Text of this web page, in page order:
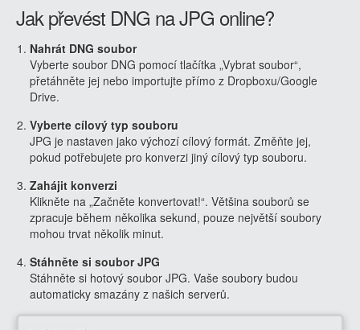
Jak převést DNG na JPG online?
Nahrát DNG soubor
Vyberte soubor DNG pomocí tlačítka „Vybrat soubor“,
přetáhněte jej nebo importujte přímo z Dropboxu/Google
Drive.
Vyberte cílový typ souboru
JPG je nastaven jako výchozí cílový formát. Změňte jej,
pokud potřebujete pro konverzi jiný cílový typ souboru.
Zahájit konverzi
Klikněte na „Začněte konvertovat!“. Většina souborů se
zpracuje během několika sekund, pouze největší soubory
mohou trvat několik minut.
Stáhněte si soubor JPG
Stáhněte si hotový soubor JPG. Vaše soubory budou
automaticky smazány z našich serverů.